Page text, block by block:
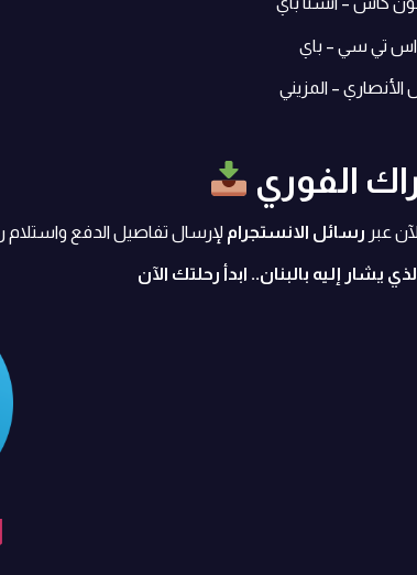
اس تي سي – باي
الأنصاري – المزيني
الفوري
عبر رسائل الانستجرام لإرسال تفاصيل الدفع واستلام
يشار إليه بالبنان.. ابدأ رحلتك الآن